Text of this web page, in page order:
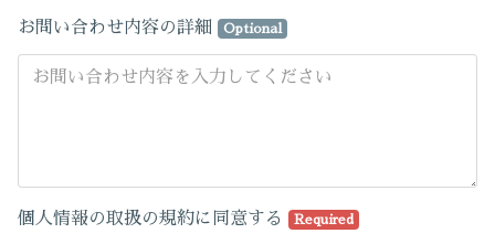
お問い合わせ内容の詳細 Optional
個人情報の取扱の規約に同意する Required